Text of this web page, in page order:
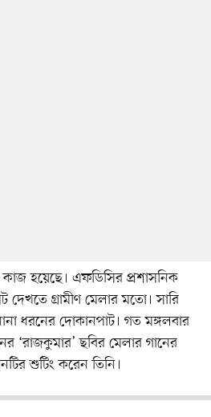
হয়েছে। এফডিসির প্রশাসনিক
দেখতে গ্রামীণ মেলার মতো। সারি
ধরনের দোকানপাট। গত মঙ্গলবার
‘রাজকুমার’ ছবির মেলার গানের
শুটিং করেন তিনি।